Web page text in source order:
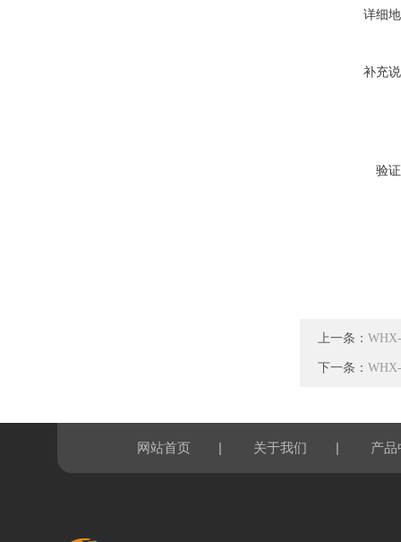
详细
补充
验
上一条：
下一条：
网站首页 | 关于我们 | 产品